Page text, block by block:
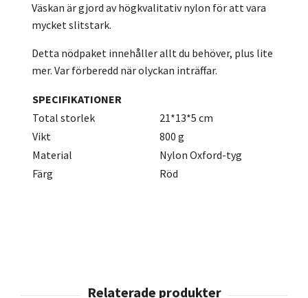
Väskan är gjord av högkvalitativ nylon för att vara
mycket slitstark.
Detta nödpaket innehåller allt du behöver, plus lite
mer. Var förberedd när olyckan inträffar.
SPECIFIKATIONER
Total storlek
21*13*5 cm
Vikt
800 g
Material
Nylon Oxford-tyg
Färg
Röd